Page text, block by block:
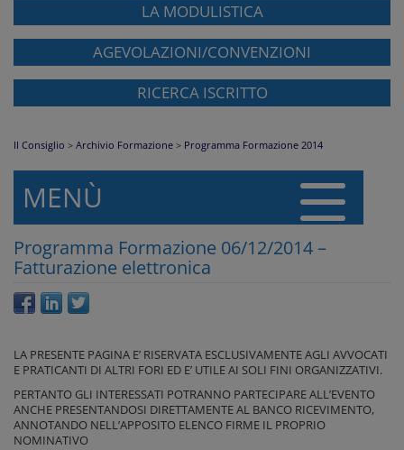
LA MODULISTICA
AGEVOLAZIONI/CONVENZIONI
RICERCA ISCRITTO
Il Consiglio > Archivio Formazione > Programma Formazione 2014
MENÙ
Programma Formazione 06/12/2014 –
Fatturazione elettronica
LA PRESENTE PAGINA E’ RISERVATA ESCLUSIVAMENTE AGLI AVVOCATI
E PRATICANTI DI ALTRI FORI ED E’ UTILE AI SOLI FINI ORGANIZZATIVI.
PERTANTO GLI INTERESSATI POTRANNO PARTECIPARE ALL’EVENTO
ANCHE PRESENTANDOSI DIRETTAMENTE AL BANCO RICEVIMENTO,
ANNOTANDO NELL’APPOSITO ELENCO FIRME IL PROPRIO
NOMINATIVO